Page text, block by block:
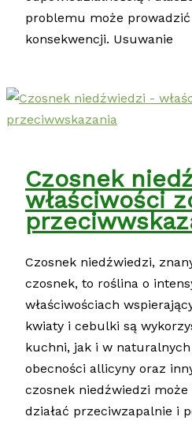
problemu może
konsekwencji. Usuwanie
Czosnek
właściwości
Czosnek niedźwiedzi,
czosnek, to roślina o
właściwościach
kwiaty i cebulki są
kuchni, jak i w
obecności allicyny oraz
czosnek niedźwiedzi
działać przeciwzapalnie i